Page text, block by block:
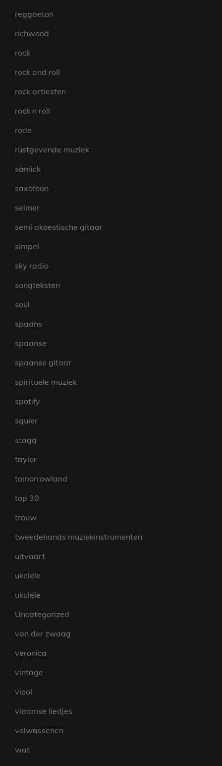
reggaeton
richwood
rock
rock and roll
rock artiesten
rock n roll
rode
rustgevende muziek
samick
saxofoon
selmer
semi akoestische gitaar
simpel
sky radio
songteksten
soul
spaans
spaanse
spaanse gitaar
spirituele muziek
spotify
squier
stagg
taylor
tomorrowland
top 30
trouw
tweedehands muziekinstrumenten
uitvaart
ukelele
ukulele
Uncategorized
van der zwaag
veronica
vintage
viool
vlaamse liedjes
volwassenen
wat